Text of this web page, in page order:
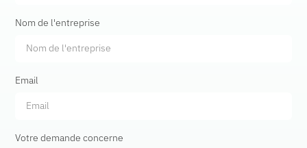
Nom de l'entreprise
Email
Votre demande concerne